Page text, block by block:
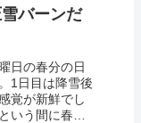
バーンだ
日の春分の日
1日目は降雪後
覚が新鮮でし
いう間に春の